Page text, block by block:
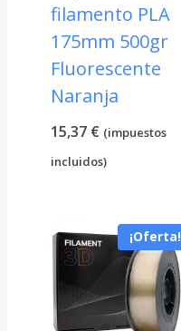
filamento PLA
175mm 500gr
Fluorescente
Naranja
15,37 € (impuestos
incluidos)
¡Oferta!